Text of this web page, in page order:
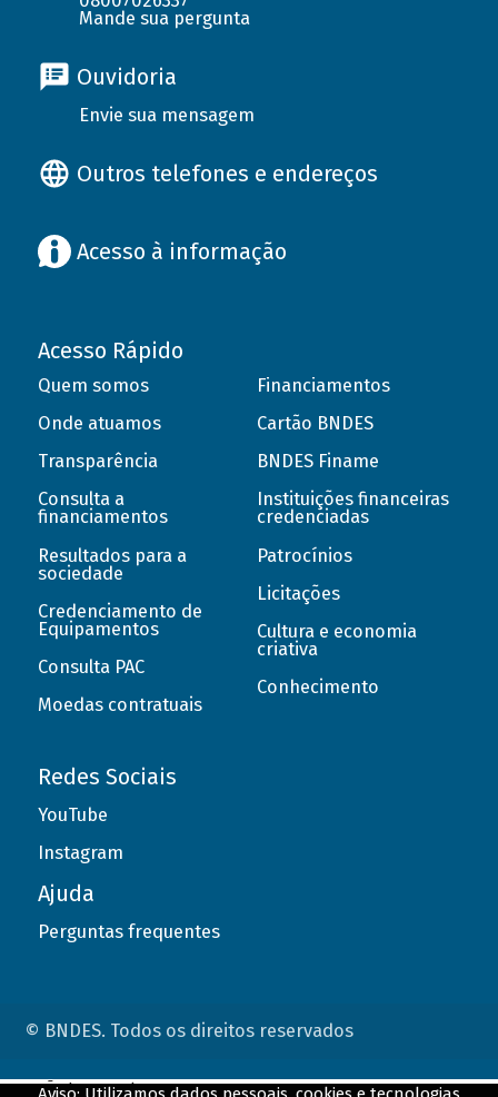
Mande sua pergunta
Ouvidoria
Envie sua mensagem
Outros telefones e endereços
Acesso à informação
Acesso Rápido
Quem somos
Onde atuamos
Transparência
Consulta a
financiamentos
Resultados para a
sociedade
Credenciamento de
Equipamentos
Consulta PAC
Moedas contratuais
Financiamentos
Cartão BNDES
BNDES Finame
Instituições financeiras
credenciadas
Patrocínios
Licitações
Cultura e economia
criativa
Conhecimento
Redes Sociais
YouTube
Instagram
Ajuda
Perguntas frequentes
© BNDES. Todos os direitos reservados
ConteÃºdo complementar